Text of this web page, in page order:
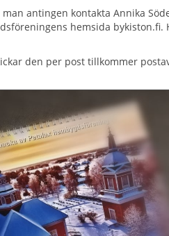
antingen kontakta Annika
hemsida bykiston.fi.
den per post tillkommer